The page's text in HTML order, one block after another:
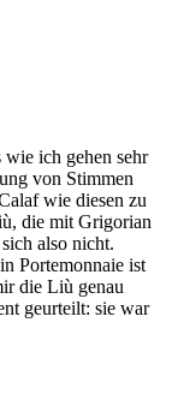
ich gehen sehr
von Stimmen
wie diesen zu
die mit Grigorian
also nicht.
Portemonnaie ist
die Liù genau
geurteilt: sie war